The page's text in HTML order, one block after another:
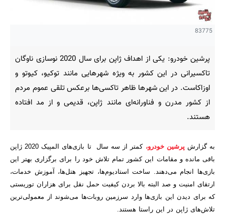
83775
پرشین خودرو: یکی از اهداف ژاپن برای سال 2020 نوسازی ناوگان
تاکسیرانی در این کشور به ویژه شهرهایی مانند توکیو، کیوتو و
اوزاکاست. در این شهرها ظاهر تاکسی‌ها برعکس تلقی عموم مردم
از کشور مدرن و فناورانه‌ای مانند ژاپن، قدیمی و از مد افتاده
هستند.
به گزارش پرشین خودرو،
کمتر از سه سال تا بازی‌های المپیک 2020 ژاپن
باقی مانده و مقامات این کشور تمام تلاش خود را برای برگزاری بهتر این
بازی‌ها انجام می‌دهند. ساخت استادیوم‌ها، تجهیز هتل‌ها، آموزش خدمات،
ارتقای امنیت و صد البته بالا بردن کیفیت حمل نقل برای هزاران توریستی
که برای دیدن این بازی‌ها وارد سرزمین روبات‌ها می‌شوند از معمولی‌ترین
تلاش‌های ژاپن در این راستا هستند.